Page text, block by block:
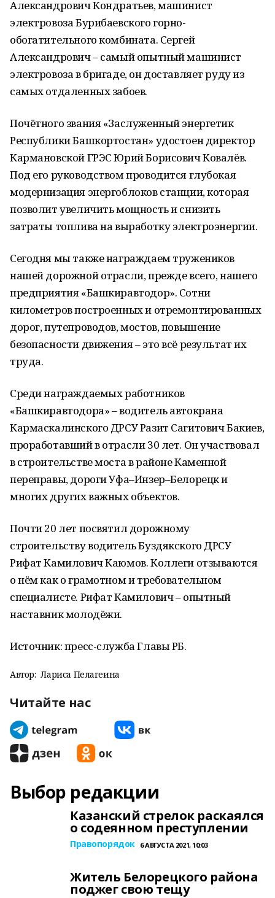
Александрович Кондратьев, машинист
электровоза Бурибаевского горно-
обогатительного комбината. Сергей
Александрович – самый опытный машинист
электровоза в бригаде, он доставляет руду из
самых отдаленных забоев.
Почётного звания «Заслуженный энергетик
Республики Башкортостан» удостоен директор
Кармановской ГРЭС Юрий Борисович Ковалёв.
Под его руководством проводится глубокая
модернизация энергоблоков станции, которая
позволит увеличить мощность и снизить
затраты топлива на выработку электроэнергии.
Сегодня мы также награждаем тружеников
нашей дорожной отрасли, прежде всего, нашего
предприятия «Башкиравтодор». Сотни
километров построенных и отремонтированных
дорог, путепроводов, мостов, повышение
безопасности движения – это всё результат их
труда.
Среди награждаемых работников
«Башкиравтодора» – водитель автокрана
Кармаскалинского ДРСУ Разит Сагитович Бакиев,
проработавший в отрасли 30 лет. Он участвовал
в строительстве моста в районе Каменной
переправы, дороги Уфа–Инзер–Белорецк и
многих других важных объектов.
Почти 20 лет посвятил дорожному
строительству водитель Буздякского ДРСУ
Рифат Камилович Каюмов. Коллеги отзываются
о нём как о грамотном и требовательном
специалисте. Рифат Камилович – опытный
наставник молодёжи.
Источник: пресс-служба Главы РБ.
Автор: Лариса Пелагеина
Читайте нас
Выбор редакции
Казанский стрелок раскаялся
о содеянном преступлении
Правопорядок 6 АВГУСТА 2021, 10:03
Житель Белорецкого района
поджег свою тещу